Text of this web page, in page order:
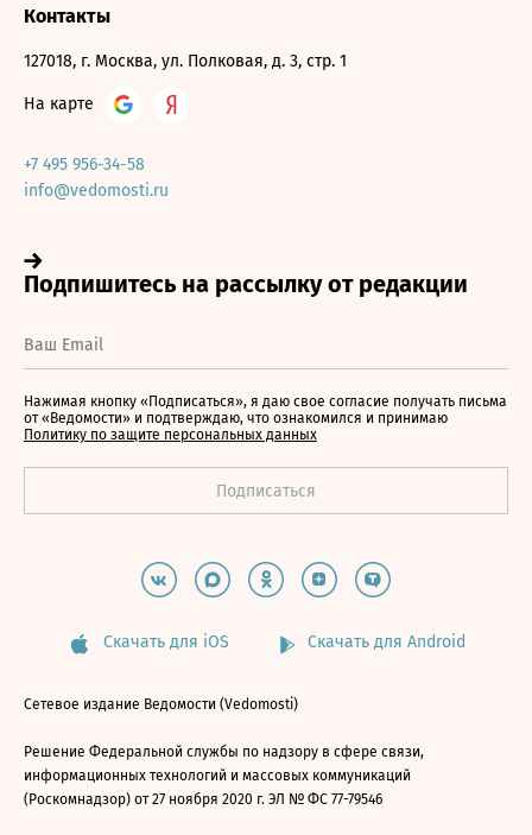
Контакты
127018, г. Москва, ул. Полковая, д. 3, стр. 1
На карте
+7 495 956-34-58
info@vedomosti.ru
Нажимая кнопку «Подписаться», я даю свое согласие получать письма
от «Ведомости» и подтверждаю, что ознакомился и принимаю
Политику по защите персональных данных
Скачать для iOS Скачать для Android
Сетевое издание Ведомости (Vedomosti)
Решение Федеральной службы по надзору в сфере связи,
информационных технологий и массовых коммуникаций
(Роскомнадзор) от 27 ноября 2020 г. ЭЛ № ФС 77-79546